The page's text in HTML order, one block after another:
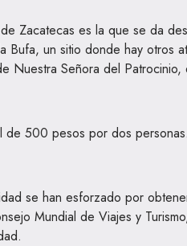
Zacatecas es la que se da
un sitio donde hay otros
Nuestra Señora del
500 pesos por dos
se han esforzado por
Mundial de Viajes y